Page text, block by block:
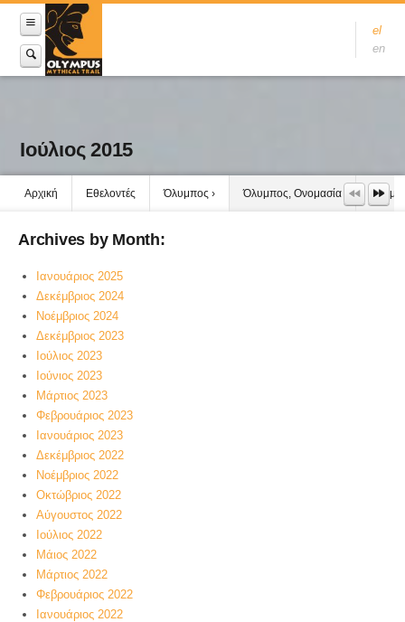
el
en
Ιούλιος 2015
Αρχική Εθελοντές Όλυμπος Όλυμπος, Ονομασία
Archives by Month:
Ιανουάριος 2025
Δεκέμβριος 2024
Νοέμβριος 2024
Δεκέμβριος 2023
Ιούλιος 2023
Ιούνιος 2023
Μάρτιος 2023
Φεβρουάριος 2023
Ιανουάριος 2023
Δεκέμβριος 2022
Νοέμβριος 2022
Οκτώβριος 2022
Αύγουστος 2022
Ιούλιος 2022
Μάιος 2022
Μάρτιος 2022
Φεβρουάριος 2022
Ιανουάριος 2022